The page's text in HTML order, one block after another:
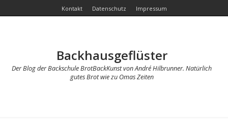
Kontakt Datenschutz Impressum
Backhausgeflüster
Der Blog der Backschule BrotBackKunst von André Hilbrunner. Natürlich
gutes Brot wie zu Omas Zeiten